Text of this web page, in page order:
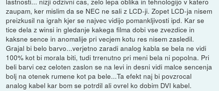
zaupam, ker mislim da se NEC ne sali z LCD-ji. Zopet LCD-ja nisem
preizkusil na igrah kjer se najvec vidijo pomankljivosti ipd. Kar se
tice dela z winsi in gledanje kakega filma dobi vse zvezdice in
kaksne sence in anomalije pri vecjem kotu res nisem zasledil.
Grajal bi belo barvo...verjetno zaradi analog kabla se bela ne vidi
100% kot bi morala biti, tudi trrenutno pri meni bela ni popolna. Pri
beli barvi cez celoten zaslon se na levi in desni vidi malce sencenja
bolj na otenek rumene kot pa bele...Ta efekt naj bi povzrocal
analog kabel kar bom se potrdil ali ovrel ko dobim DVI kabel.